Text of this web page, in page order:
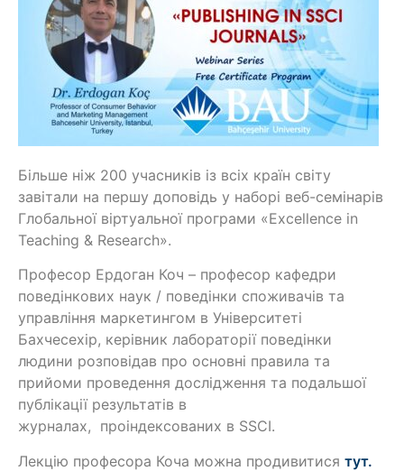
Більше ніж 200 учасників із всіх країн світу
завітали на першу доповідь у наборі веб-семінарів
Глобальної віртуальної програми «Excellence in
Teaching & Research».
Професор Ердоган Коч – професор кафедри
поведінкових наук / поведінки споживачів та
управління маркетингом в Університеті
Бахчесехір, керівник лабораторії поведінки
людини розповідав про основні правила та
прийоми проведення дослідження та подальшої
публікації результатів в
журналах, проіндексованих в SSCI.
Лекцію професора Коча можна продивитися тут.